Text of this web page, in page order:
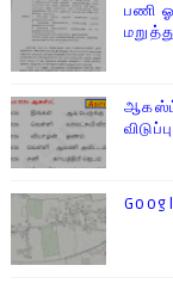
பணி
ஆகஸ்ட்